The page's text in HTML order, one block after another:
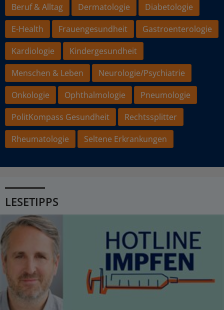
Beruf & Alltag
Dermatologie
Diabetologie
E-Health
Frauengesundheit
Gastroenterologie
Kardiologie
Kindergesundheit
Menschen & Leben
Neurologie/Psychiatrie
Onkologie
Ophthalmologie
Pneumologie
PolitKompass Gesundheit
Rechtssplitter
Rheumatologie
Seltene Erkrankungen
LESETIPPS